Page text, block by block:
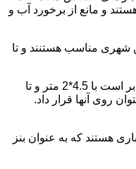
و مانع از برخورد آب و
شهری مناسب هستنند و تا
ابعاد بارگیر خاور ها به طور متوسط برابر است با 4.5*2 متر و تا
هستند که به عنوان بنز